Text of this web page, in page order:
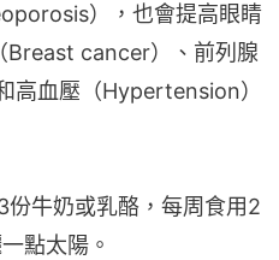
），也會提高眼睛
cancer）、前列腺
血壓（Hypertension）
牛奶或乳酪，每周食用2
點太陽。